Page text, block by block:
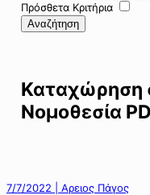
Πρόσθετα Κριτήρια
Αναζήτηση
Καταχώρηση
Νομοθεσία
7/7/2022 | Αρειος Πάγος